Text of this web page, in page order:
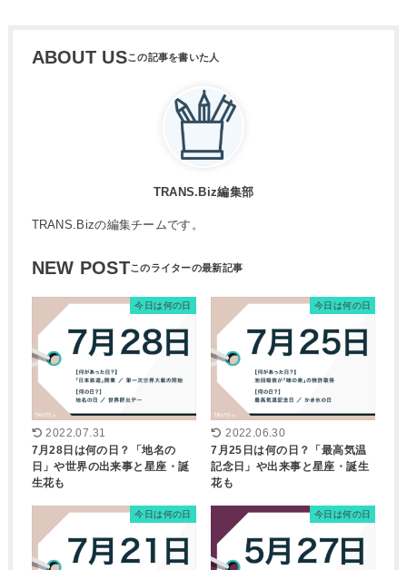
ABOUT US
TRANS.Biz編集部
TRANS.Bizの編集チームです。
NEW POST
今日は何の日
2022.07.31
7月28日は何の日？「地名の
日」や世界の出来事と星座・誕
生花も
今日は何の日
2022.06.30
7月25日は何の日？「最高気温
記念日」や出来事と星座・誕生
花も
今日は何の日 今日は何の日